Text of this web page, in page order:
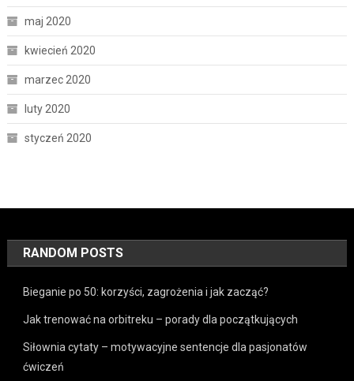
maj 2020
kwiecień 2020
marzec 2020
luty 2020
styczeń 2020
RANDOM POSTS
Bieganie po 50: korzyści, zagrożenia i jak zacząć?
Jak trenować na orbitreku – porady dla początkujących
Siłownia cytaty – motywacyjne sentencje dla pasjonatów
ćwiczeń